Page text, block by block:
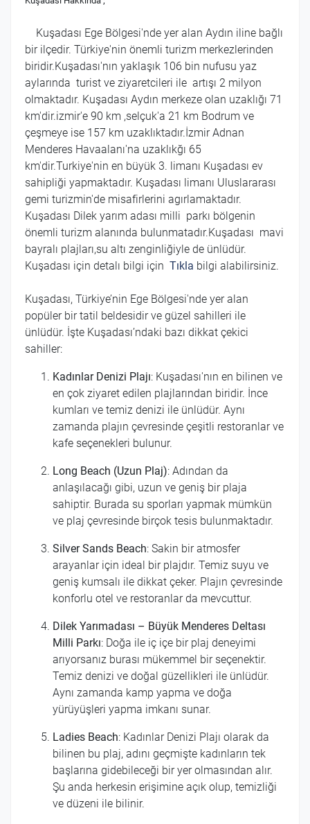
Kuşadası Ege Bölgesi'nde yer alan Aydın iline bağlı
bir ilçedir. Türkiye'nin önemli turizm merkezlerinden
biridir.Kuşadası'nın yaklaşık 106 bin nufusu yaz
aylarında turist ve ziyaretcileri ile artışı 2 milyon
olmaktadır. Kuşadası Aydın merkeze olan uzaklığı 71
km'dir.izmir'e 90 km ,selçuk'a 21 km Bodrum ve
çeşmeye ise 157 km uzaklıktadır.İzmir Adnan
Menderes Havaalanı'na uzaklıkğı 65
km'dir.Turkiye'nin en büyük 3. limanı Kuşadası ev
sahipliği yapmaktadır. Kuşadası limanı Uluslararası
gemi turizmin'de misafirlerini agırlamaktadır.
Kuşadası Dilek yarım adası milli parkı bölgenin
önemli turizm alanında bulunmatadır.Kuşadası mavi
bayralı plajları,su altı zenginliğiyle de ünlüdür.
Kuşadası için detalı bilgi için Tıkla bilgi alabilirsiniz.
Kuşadası, Türkiye’nin Ege Bölgesi'nde yer alan
popüler bir tatil beldesidir ve güzel sahilleri ile
ünlüdür. İşte Kuşadası’ndaki bazı dikkat çekici
sahiller:
Kadınlar Denizi Plajı: Kuşadası'nın en bilinen ve
en çok ziyaret edilen plajlarından biridir. İnce
kumları ve temiz denizi ile ünlüdür. Aynı
zamanda plajın çevresinde çeşitli restoranlar ve
kafe seçenekleri bulunur.
Long Beach (Uzun Plaj): Adından da
anlaşılacağı gibi, uzun ve geniş bir plaja
sahiptir. Burada su sporları yapmak mümkün
ve plaj çevresinde birçok tesis bulunmaktadır.
Silver Sands Beach: Sakin bir atmosfer
arayanlar için ideal bir plajdır. Temiz suyu ve
geniş kumsalı ile dikkat çeker. Plajın çevresinde
konforlu otel ve restoranlar da mevcuttur.
Dilek Yarımadası – Büyük Menderes Deltası
Milli Parkı: Doğa ile iç içe bir plaj deneyimi
arıyorsanız burası mükemmel bir seçenektir.
Temiz denizi ve doğal güzellikleri ile ünlüdür.
Aynı zamanda kamp yapma ve doğa
yürüyüşleri yapma imkanı sunar.
Ladies Beach: Kadınlar Denizi Plajı olarak da
bilinen bu plaj, adını geçmişte kadınların tek
başlarına gidebileceği bir yer olmasından alır.
Şu anda herkesin erişimine açık olup, temizliği
ve düzeni ile bilinir.